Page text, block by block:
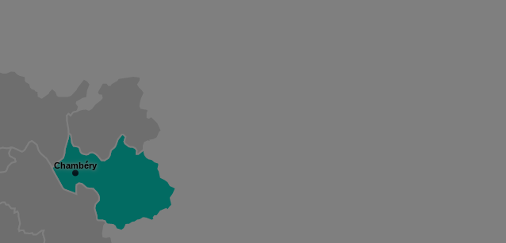
Chambéry